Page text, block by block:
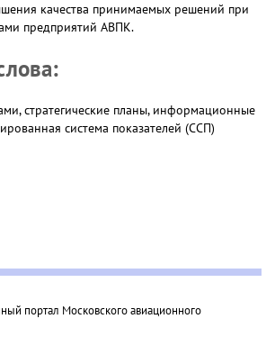
качества принимаемых решений при
предприятий АВПК.
стратегические планы, информационные
система показателей (ССП)
портал Московского авиационного